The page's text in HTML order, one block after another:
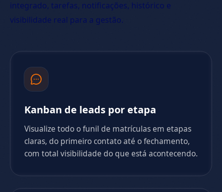
integrado, tarefas, notificações, histórico e
visibilidade real para a gestão.
Kanban de leads por etapa
Visualize todo o funil de matrículas em etapas
claras, do primeiro contato até o fechamento,
com total visibilidade do que está acontecendo.